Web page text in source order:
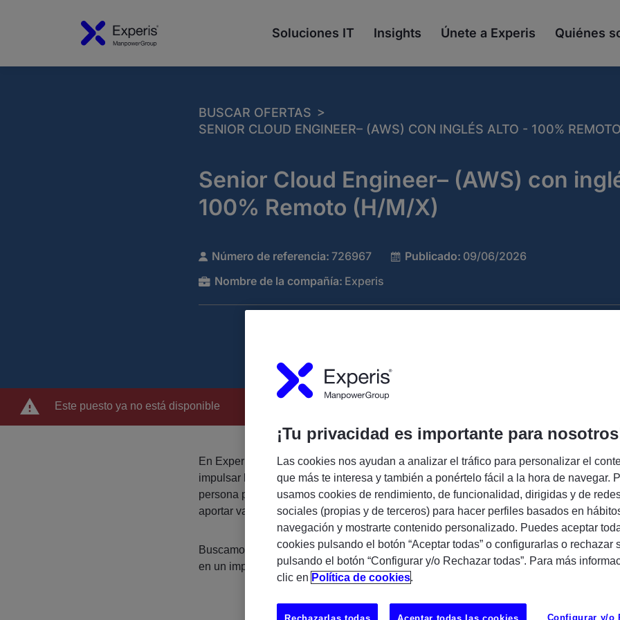
Soluciones IT Insights Únete a Experis Quiénes
BUSCAR OFERTAS >
SENIOR CLOUD ENGINEER– (AWS) CON INGLÉS ALTO - 100%
Senior Cloud Engineer– (AWS) con
100% Remoto (H/M/X)
Número de referencia: 726967 Publicado: 09/06/2026
Nombre de la compañía: Experis
Este puesto ya no está disponible
En Experis, parte del Grupo Manpower, buscamos talento para
impulsar la transformación digital de nuestros clientes. Si eres una
persona proactiva, con ganas de crecer profesionalmente y
aportar valor en proyectos innovadores, ¡queremos conocerte!
Buscamos un/a perfil de Cloud Engineer AWS para incorporarse
en un importante proyecto en modalidad 100% remoto.
MADRID
¡Tu privacidad es importante para
Las cookies nos ayudan a analizar el tráfico para personalizar el
que más te interesa y también a ponértelo fácil a la hora de navegar.
usamos cookies de rendimiento, de funcionalidad, dirigidas y de
sociales (propias y de terceros) para hacer perfiles basados en
navegación y mostrarte contenido personalizado. Puedes aceptar
cookies pulsando el botón “Aceptar todas” o configurarlas o rechazar
pulsando el botón “Configurar y/o Rechazar todas”. Para más
clic en Política de cookies.
Configurar y/o